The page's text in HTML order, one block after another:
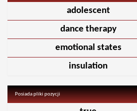
adolescent
dance therapy
emotional states
insulation
Posiada pliki pozycji